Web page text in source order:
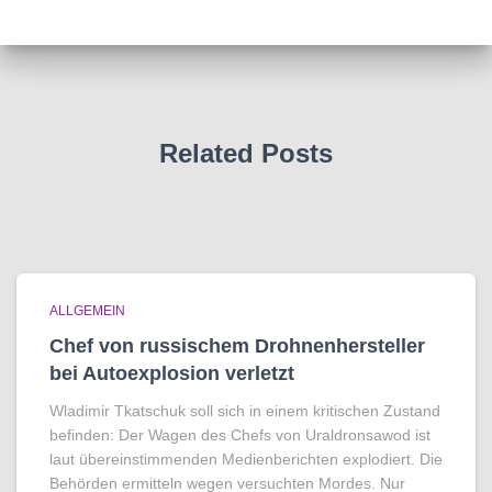
Related Posts
ALLGEMEIN
Chef von russischem Drohnenhersteller
bei Autoexplosion verletzt
Wladimir Tkatschuk soll sich in einem kritischen Zustand
befinden: Der Wagen des Chefs von Uraldronsawod ist
laut übereinstimmenden Medienberichten explodiert. Die
Behörden ermitteln wegen versuchten Mordes. Nur